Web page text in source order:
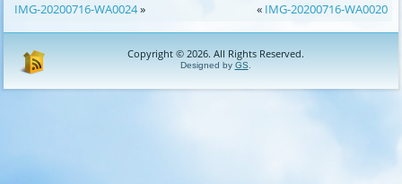
IMG-20200716-WA0024» « IMG-20200716-WA0020
Copyright © 2026. All Rights Reserved.
Designed by GS